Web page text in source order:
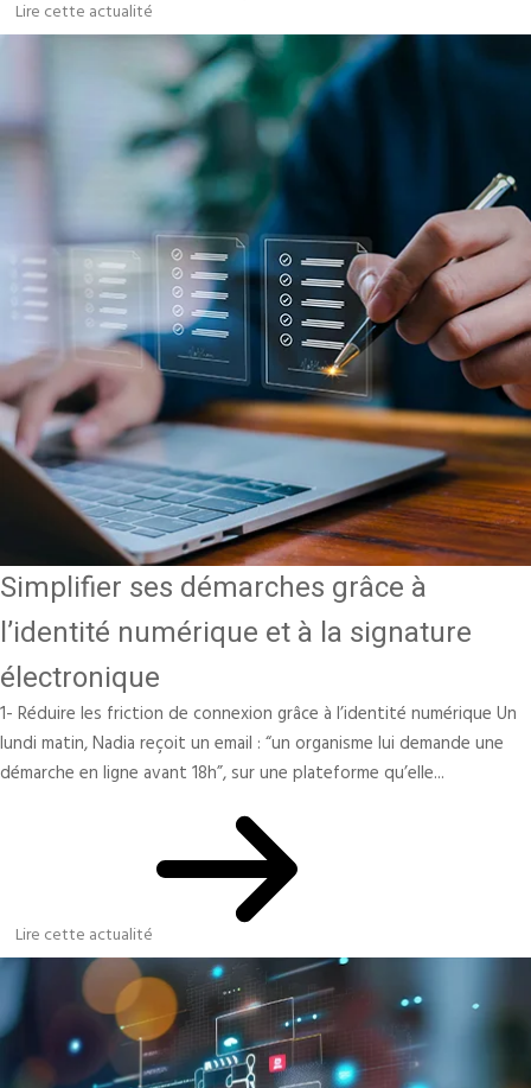
Lire cette actualité
Simplifier ses démarches grâce à
l’identité numérique et à la signature
électronique
1- Réduire les friction de connexion grâce à l’identité numérique Un
lundi matin, Nadia reçoit un email : “un organisme lui demande une
démarche en ligne avant 18h”, sur une plateforme qu’elle...
Lire cette actualité